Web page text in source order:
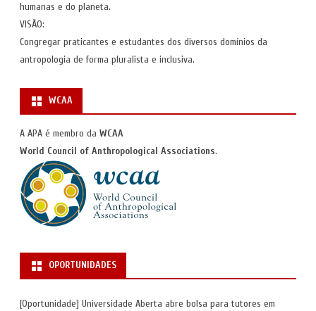
humanas e do planeta.
VISÃO:
Congregar praticantes e estudantes dos diversos domínios da
antropologia de forma pluralista e inclusiva.
WCAA
A APA é membro da WCAA
World Council of Anthropological Associations.
OPORTUNIDADES
[Oportunidade] Universidade Aberta abre bolsa para tutores em